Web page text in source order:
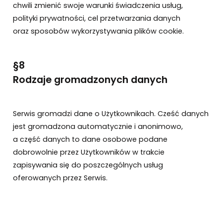
chwili zmienić swoje warunki świadczenia usług,
polityki prywatności, cel przetwarzania danych
oraz sposobów wykorzystywania plików cookie.
§8
Rodzaje gromadzonych danych
Serwis gromadzi dane o Użytkownikach. Cześć danych
jest gromadzona automatycznie i anonimowo,
a część danych to dane osobowe podane
dobrowolnie przez Użytkowników w trakcie
zapisywania się do poszczególnych usług
oferowanych przez Serwis.